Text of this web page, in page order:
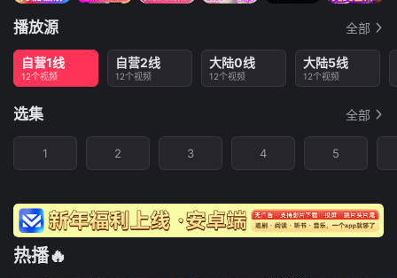
播放源 全部
自营1线
12个视频
自营2线
12个视频
大陆0线
12个视频
大陆5线
12个视频
选集 全部
1 2 3 4 5
热播🔥